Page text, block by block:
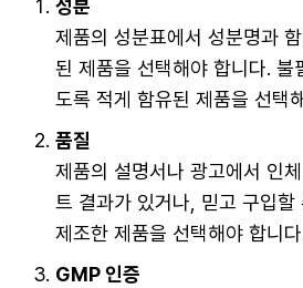
성분
제품의 성분표에서 성분명과
된 제품을 선택해야 합니다. 불
도록 적게 함유된 제품을 선택
품질
제품의 설명서나 광고에서 인
트 결과가 있거나, 믿고 구입할
제조한 제품을 선택해야 합니
GMP 인증